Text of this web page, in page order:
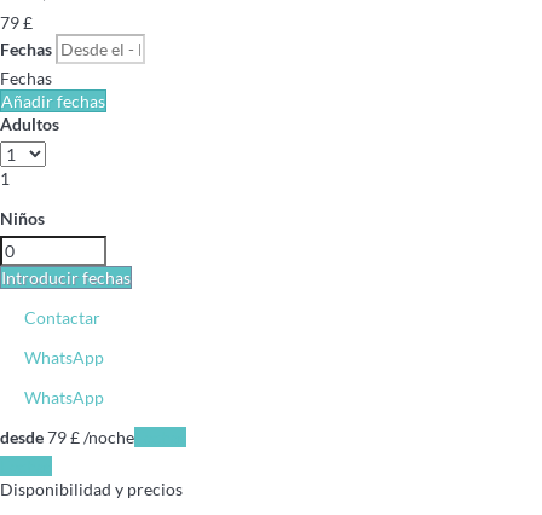
79£
Fechas
Fechas
Añadir fechas
Adultos
1
Niños
Introducir fechas
Contactar
WhatsApp
WhatsApp
desde79£/noche
Disponibilidad y precios